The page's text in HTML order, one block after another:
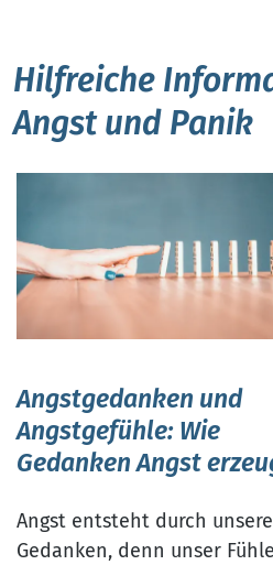
Hilfreiche
Angst und Panik
Angstgedanken und
Angstgefühle: Wie
Gedanken Angst
Angst entsteht durch unsere
Gedanken, denn unser